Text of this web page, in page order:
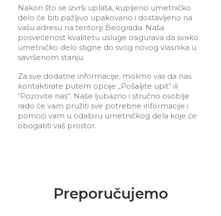
Nakon što se izvrši uplata, kupljeno umetničko
delo će biti pažljivo upakovano i dostavljeno na
vašu adresu na teritoriji Beograda. Naša
posvećenost kvalitetu usluge osigurava da svako
umetničko delo stigne do svog novog vlasnika u
savršenom stanju.
Za sve dodatne informacije, molimo vas da nas
kontaktirate putem opcije „Pošaljite upit“ ili
“Pozovite nas“. Naše ljubazno i stručno osoblje
rado će vam pružiti sve potrebne informacije i
pomoći vam u odabiru umetničkog dela koje će
obogatiti vaš prostor.
Preporučujemo